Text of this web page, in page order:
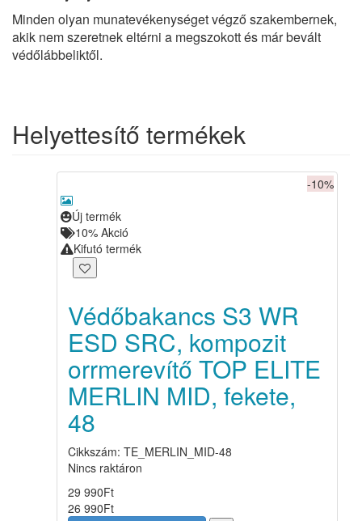
Minden olyan munatevékenységet végző szakembernek,
akik nem szeretnek eltérni a megszokott és már bevált
védőlábbeliktől.
Helyettesítő termékek
-10%
Új termék
10% Akció
Kifutó termék
Védőbakancs S3 WR
ESD SRC, kompozit
orrmerevítő TOP ELITE
MERLIN MID, fekete,
48
Cikkszám: TE_MERLIN_MID-48
Nincs raktáron
29 990Ft
26 990Ft